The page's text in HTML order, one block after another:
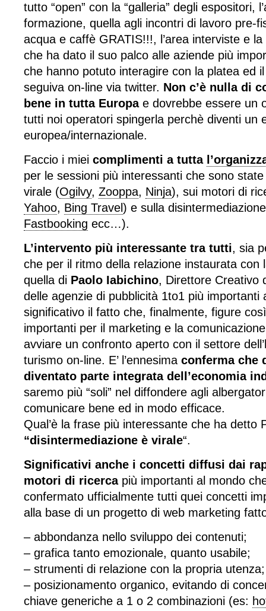
tutto “open” con la “galleria” degli espositori,
formazione, quella agli incontri di lavoro pre-
acqua e caffè GRATIS!!!, l’area interviste e la
che ha dato il suo palco alle aziende più
che hanno potuto interagire con la platea ed
seguiva on-line via twitter. Non c’è nulla di
bene in tutta Europae dovrebbe essere un
tutti noi operatori spingerla perchè diventi un
europea/internazionale.
Faccio i miei complimenti a tutta
per le sessioni più interessanti che sono
virale (Ogilvy, Zooppa, Ninja), sui motori di
Yahoo, Bing Travel) e sulla
Fastbooking ecc…).
L’intervento più interessante tra tutti, sia
che per il ritmo della relazione instaurata con
quella di Paolo Iabichino, Direttore Creativo
delle agenzie di pubblicità 1to1 più importanti
significativo il fatto che, finalmente, figure
importanti per il marketing e la
avviare un confronto aperto con il settore
turismo on-line. E’ l’ennesima conferma che
diventato parte integrata dell’economia
saremo più “soli” nel diffondere agli
comunicare bene ed in modo efficace.
Qual’è la frase più interessante che ha
“disintermediazione è virale“.
Significativi anche i concetti diffusi dai
motori di ricercapiù importanti al mondo
confermato ufficialmente tutti quei concetti
alla base di un progetto di web marketing
– abbondanza nello sviluppo dei contenuti;
– grafica tanto emozionale, quanto usabile;
– strumenti di relazione con la propria utenza;
– posizionamento organico, evitando di
chiave generiche a 1 o 2 combinazioni (es: